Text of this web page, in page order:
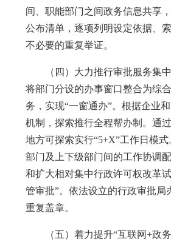
间、职能部门之间政务信息共享
公布清单，逐项列明设定依据、
不必要的重复举证。
（四）大力推行审批服务集中
将部门分设的办事窗口整合为综
务，实现“一窗通办”。根据企业
机制，探索推行全程帮办制。通
地方可探索实行“5+X”工作日模
部门及上下级部门间的工作协调
和扩大相对集中行政许可权改革
管审批”。依法设立的行政审批
重复盖章。
（五）着力提升“互联网+政务